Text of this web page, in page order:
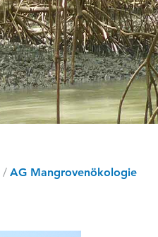
/ AG Mangrovenökologie